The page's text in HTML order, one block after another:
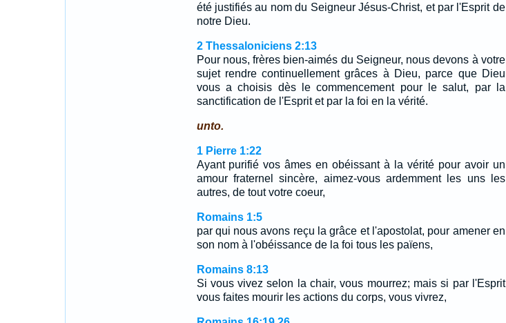
été justifiés au nom du Seigneur Jésus-Christ, et par l'Esprit de
notre Dieu.
2 Thessaloniciens 2:13
Pour nous, frères bien-aimés du Seigneur, nous devons à votre
sujet rendre continuellement grâces à Dieu, parce que Dieu
vous a choisis dès le commencement pour le salut, par la
sanctification de l'Esprit et par la foi en la vérité.
unto.
1 Pierre 1:22
Ayant purifié vos âmes en obéissant à la vérité pour avoir un
amour fraternel sincère, aimez-vous ardemment les uns les
autres, de tout votre coeur,
Romains 1:5
par qui nous avons reçu la grâce et l'apostolat, pour amener en
son nom à l'obéissance de la foi tous les païens,
Romains 8:13
Si vous vivez selon la chair, vous mourrez; mais si par l'Esprit
vous faites mourir les actions du corps, vous vivrez,